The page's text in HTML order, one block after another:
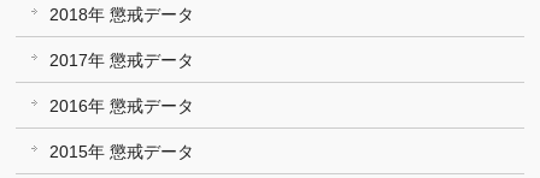
2018年 懲戒データ
2017年 懲戒データ
2016年 懲戒データ
2015年 懲戒データ